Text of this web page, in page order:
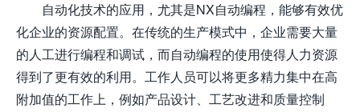
自动化技术的应用，尤其是NX自动编程，能够有效优
化企业的资源配置。在传统的生产模式中，企业需要大量
的人工进行编程和调试，而自动编程的使用使得人力资源
得到了更有效的利用。工作人员可以将更多精力集中在高
附加值的工作上，例如产品设计、工艺改进和质量控制